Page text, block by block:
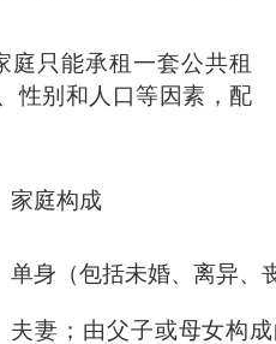
庭只能承租一套公共租
性别和人口等因素，配
家庭构成
单身（包括未婚、离异、
夫妻；由父子或母女构